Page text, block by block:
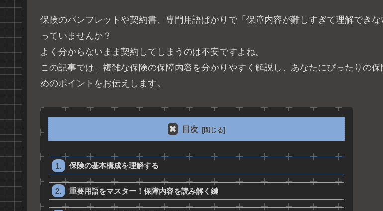
保険のパンフレットや契約書、専門用語ばかりで「保障内容が難しすぎて理解でき
っていませんか？
よく分からないまま契約してしまうのは不安ですよね。
この記事では、複雑な保険の保障内容を分かりやすく解説し、あなたにぴったりの保
めのポイントをお伝えします。
目次
保険の基本構成を理解する
重要用語をマスター！保障内容を読み解く鍵